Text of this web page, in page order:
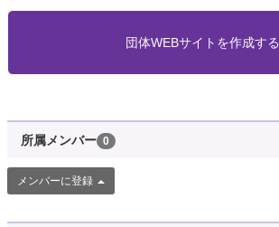
団体WEBサイトを作成する
所属メンバー 0
メンバーに登録